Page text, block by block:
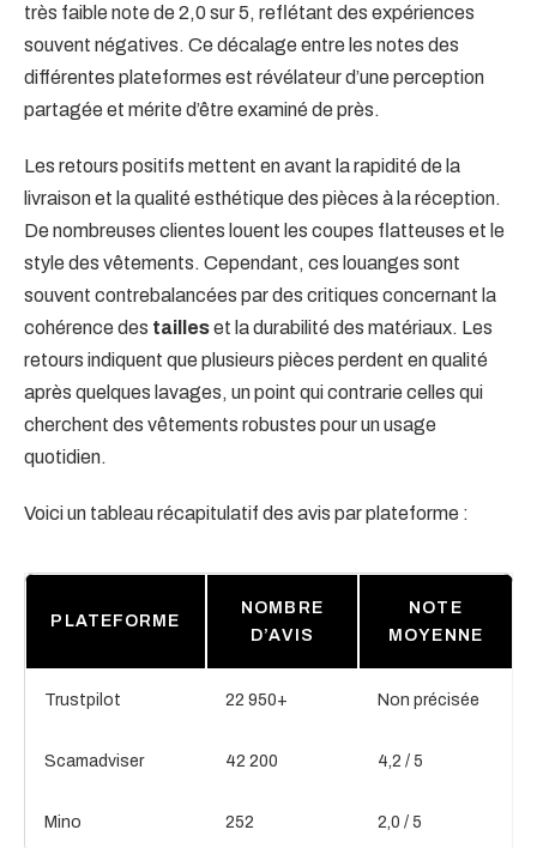
très faible note de 2,0 sur 5, reflétant des expériences
souvent négatives. Ce décalage entre les notes des
différentes plateformes est révélateur d’une perception
partagée et mérite d’être examiné de près.
Les retours positifs mettent en avant la rapidité de la
livraison et la qualité esthétique des pièces à la réception.
De nombreuses clientes louent les coupes flatteuses et le
style des vêtements. Cependant, ces louanges sont
souvent contrebalancées par des critiques concernant la
cohérence des tailleset la durabilité des matériaux. Les
retours indiquent que plusieurs pièces perdent en qualité
après quelques lavages, un point qui contrarie celles qui
cherchent des vêtements robustes pour un usage
quotidien.
Voici un tableau récapitulatif des avis par plateforme :
PLATEFORME
NOMBRE
D’AVIS
NOTE
MOYENNE
Trustpilot 22 950+ Non précisée
Scamadviser 42 200 4,2 / 5
Mino 252 2,0 / 5